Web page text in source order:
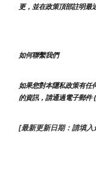
更，並在政策頂部註明最
如何聯繫我們
如果您對本隱私政策有任
的資訊，請通過電子郵件
[最新更新日期：請填入